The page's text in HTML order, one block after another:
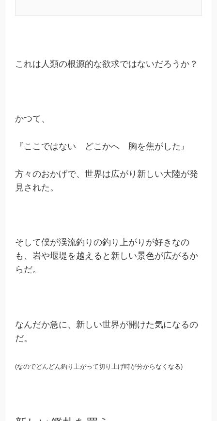
これは人類の根源的な欲求ではないだろうか？
かつて、
『ここではない どこかへ 胸を焦がした』
方々のおかげで、世界は広がり新しい大陸が発
見された。
そして僕が渓流釣りの釣り上がりが好きなの
も、岩や堰堤を越えると新しい景色が広がるか
らだ。
なんだか急に、新しい世界が開けた気になるの
だ。
(なのでどんどん釣り上がって切り上げ時が分からなくなる)